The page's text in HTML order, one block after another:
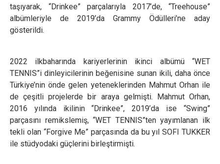
taşıyarak, “Drinkee” parçalarıyla 2017’de, “Treehouse”
albümleriyle de 2019’da Grammy Ödülleri’ne aday
gösterildi.
2022 ilkbaharında kariyerlerinin ikinci albümü “WET
TENNIS”i dinleyicilerinin beğenisine sunan ikili, daha önce
Türkiye’nin önde gelen yeteneklerinden Mahmut Orhan ile
de çeşitli projelerde bir araya gelmişti. Mahmut Orhan,
2016 yılında ikilinin “Drinkee”, 2019’da ise “Swing”
parçasını remikslemiş, “WET TENNIS”ten yayımlanan ilk
tekli olan “Forgive Me” parçasında da bu yıl SOFI TUKKER
ile stüdyodaki güçlerini birleştirmişti.